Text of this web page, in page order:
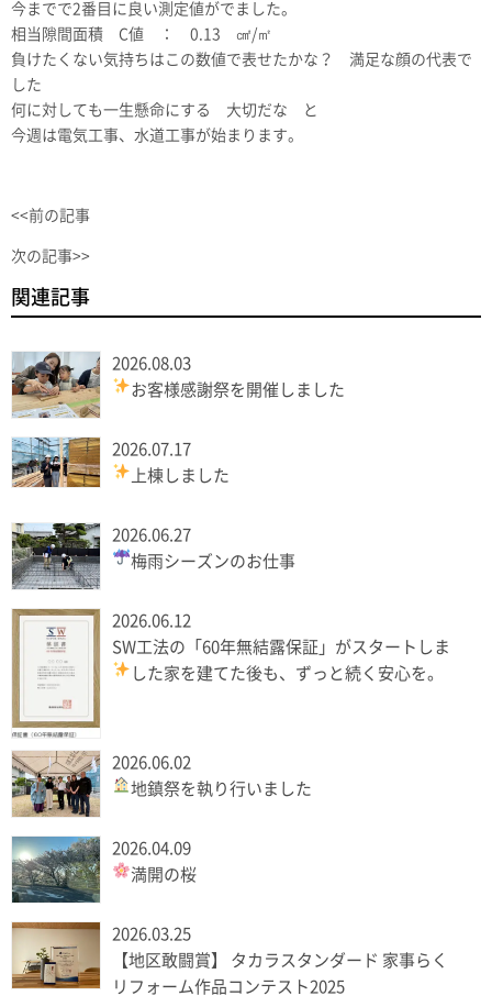
今までで2番目に良い測定値がでました。
相当隙間面積 C値 ： 0.13 ㎠/㎡
負けたくない気持ちはこの数値で表せたかな？ 満足な顔の代表で
した
何に対しても一生懸命にする 大切だな と
今週は電気工事、水道工事が始まります。
<<前の記事
次の記事>>
関連記事
2026.08.03
お客様感謝祭を開催しました
2026.07.17
上棟しました
2026.06.27
梅雨シーズンのお仕事
2026.06.12
SW工法の「60年無結露保証」がスタートしま
した家を建てた後も、ずっと続く安心を。
2026.06.02
地鎮祭を執り行いました
2026.04.09
満開の桜
2026.03.25
【地区敢闘賞】 タカラスタンダード 家事らく
リフォーム作品コンテスト2025